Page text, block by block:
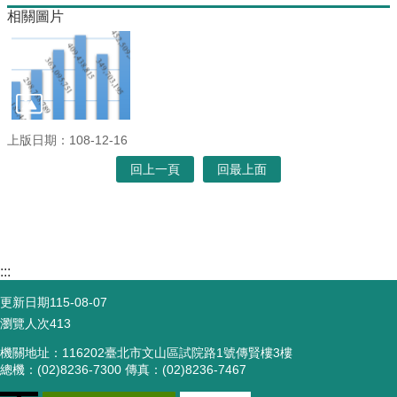
相關圖片
上版日期：108-12-16
回上一頁 回最上面
:::
更新日期115-08-07
瀏覽人次413
機關地址：116202臺北市文山區試院路1號傳賢樓3樓
總機：(02)8236-7300 傳真：(02)8236-7467